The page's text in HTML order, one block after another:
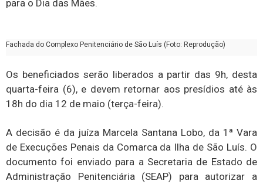
para o Dia das Mães.
Fachada do Complexo Penitenciário de São Luís (Foto: Reprodução)
Os beneficiados serão liberados a partir das 9h, desta
quarta-feira (6), e devem retornar aos presídios até às
18h do dia 12 de maio (terça-feira).
A decisão é da juíza Marcela Santana Lobo, da 1ª Vara
de Execuções Penais da Comarca da Ilha de São Luís. O
documento foi enviado para a Secretaria de Estado de
Administração Penitenciária (SEAP) para autorizar a